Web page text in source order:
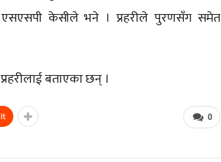
केसीले भने । प्रहरीले पुरणसँग समेत
बताएका छन् ।
0